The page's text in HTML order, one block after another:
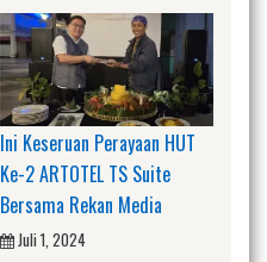
Ini Keseruan Perayaan HUT
Ke-2 ARTOTEL TS Suite
Bersama Rekan Media
Juli 1, 2024